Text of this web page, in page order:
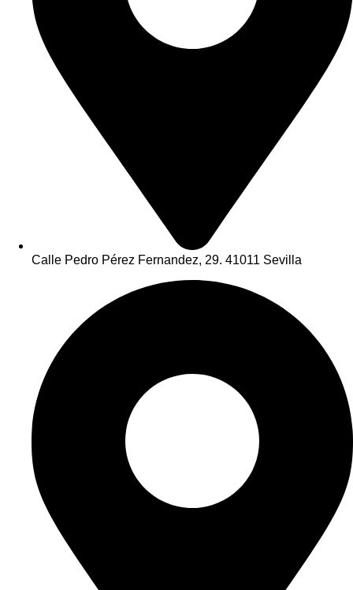
Calle Pedro Pérez Fernandez, 29. 41011 Sevilla